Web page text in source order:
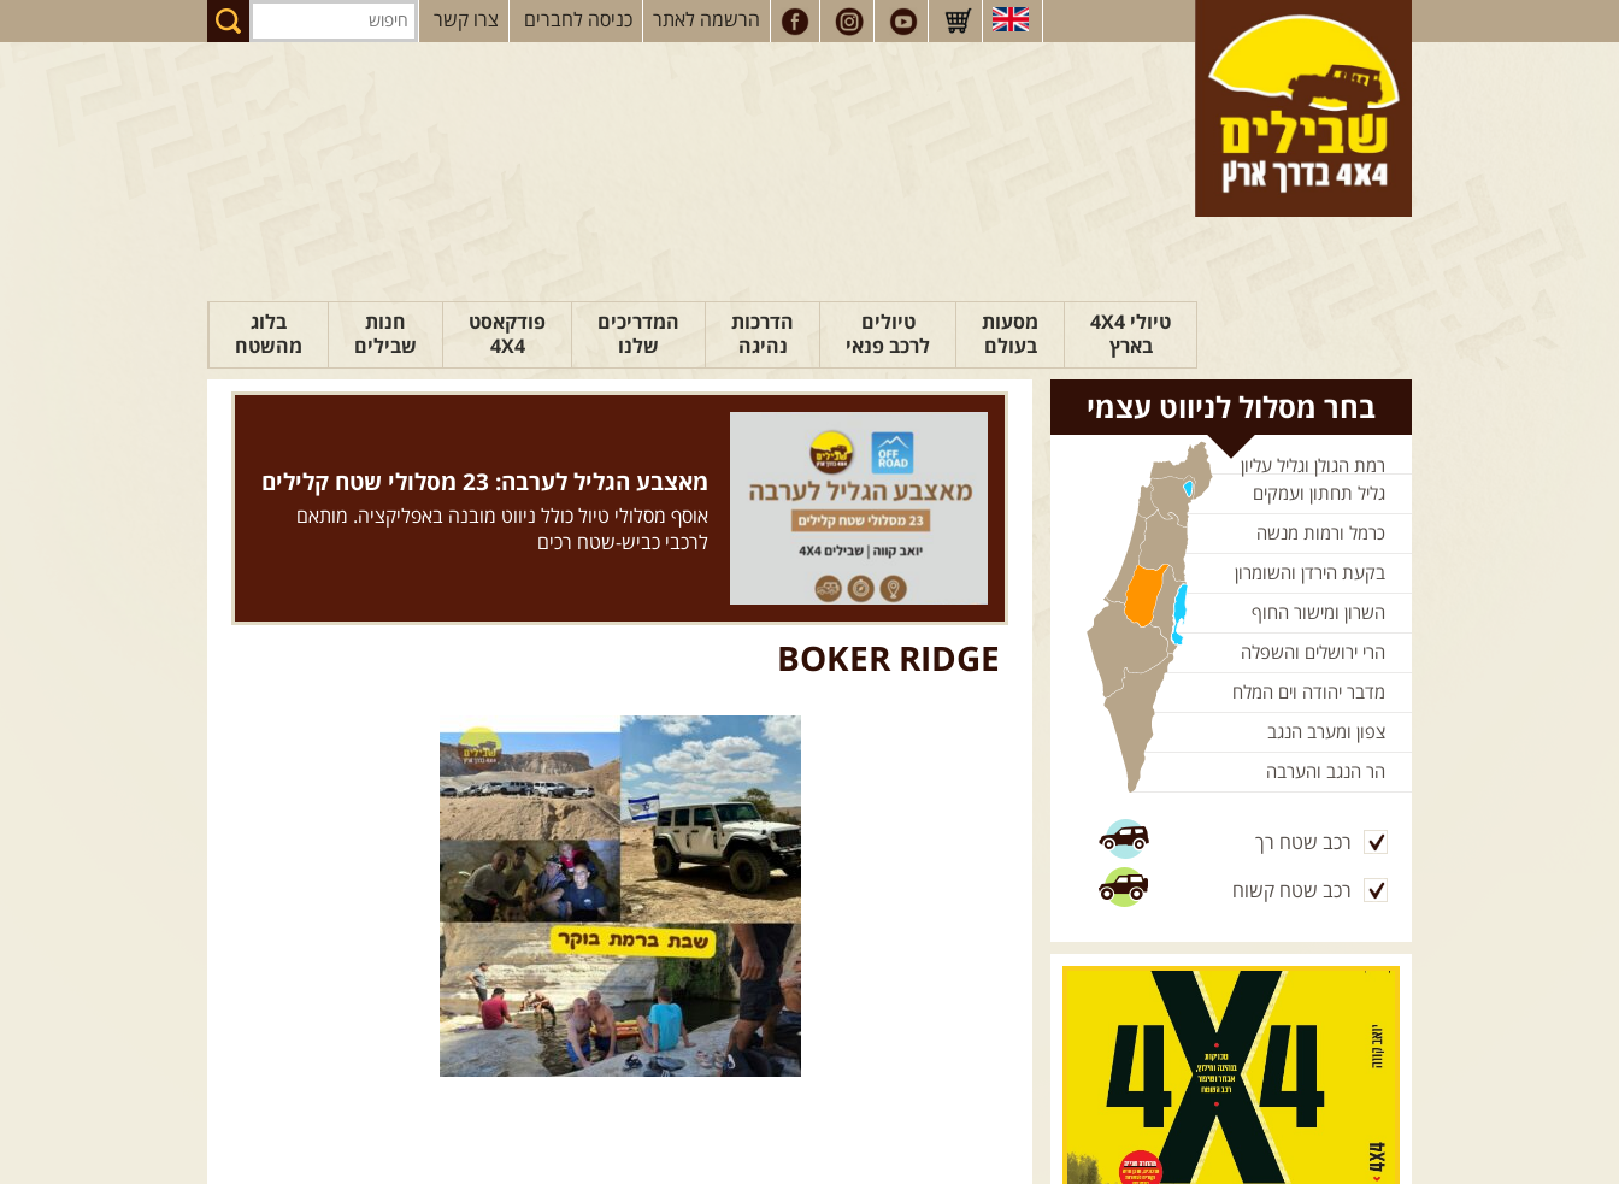
הרשמה לאתר כניסה לחברים צרו קשר
טיולי 4X4
בארץ
מסעות
בעולם
טיולים
לרכב פנאי
הדרכות
נהיגה
המדריכים
שלנו
פודקאסט
4X4
חנות
שבילים
בלוג
מהשטח
הבלוג של יואב
טיפים לנהיגה
כתבות
מאצבע הגליל לערבה: 23 מסלולי שטח קלילים
אוסף מסלולי טיול כולל ניווט מובנה באפליקציה. מותאם
לרכבי כביש-שטח רכים
BOKER RIDGE
בחר מסלול לניווט עצמי
רמת הגולן וגליל עליון
גליל תחתון ועמקים
כרמל ורמות מנשה
בקעת הירדן והשומרון
השרון ומישור החוף
הרי ירושלים והשפלה
מדבר יהודה וים המלח
צפון ומערב הנגב
הר הנגב והערבה
רכב שטח רך
רכב שטח קשוח